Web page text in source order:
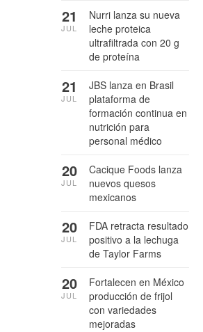
Nurri lanza su nueva
leche proteica
ultrafiltrada con 20 g
de proteína
21
JUL
JBS lanza en Brasil
plataforma de
formación continua en
nutrición para
personal médico
21
JUL
Cacique Foods lanza
nuevos quesos
mexicanos
20
JUL
FDA retracta resultado
positivo a la lechuga
de Taylor Farms
20
JUL
Fortalecen en México
producción de frijol
con variedades
mejoradas
20
JUL